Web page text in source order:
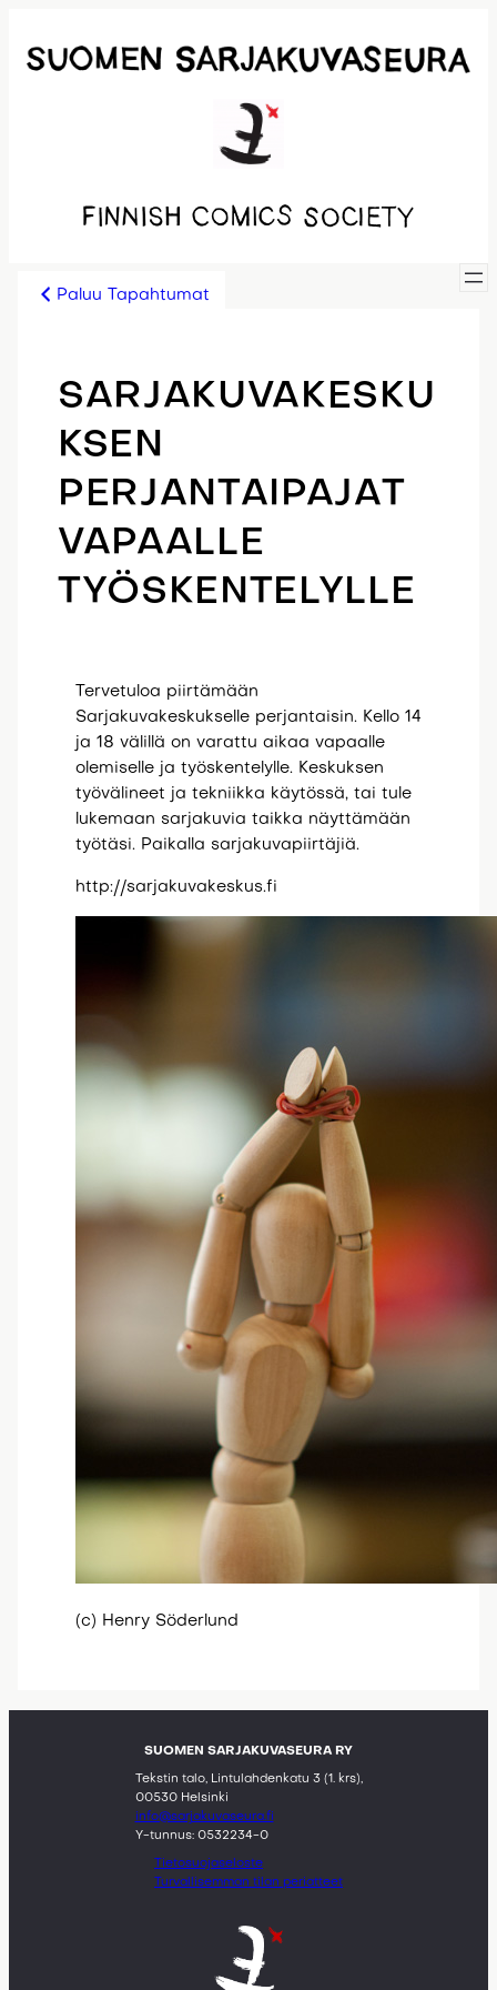
sisältöön
Paluu Tapahtumat
SARJAKUVAKESKU
KSEN
PERJANTAIPAJAT
VAPAALLE
TYÖSKENTELYLLE
Tervetuloa piirtämään
Sarjakuvakeskukselle perjantaisin. Kello 14
ja 18 välillä on varattu aikaa vapaalle
olemiselle ja työskentelylle. Keskuksen
työvälineet ja tekniikka käytössä, tai tule
lukemaan sarjakuvia taikka näyttämään
työtäsi. Paikalla sarjakuvapiirtäjiä.
http://sarjakuvakeskus.fi
(c) Henry Söderlund
SUOMEN SARJAKUVASEURA RY
Tekstin talo, Lintulahdenkatu 3 (1. krs),
00530 Helsinki
info@sarjakuvaseura.fi
Y-tunnus: 0532234-0
Tietosuojaseloste
Turvallisemman tilan periatteet